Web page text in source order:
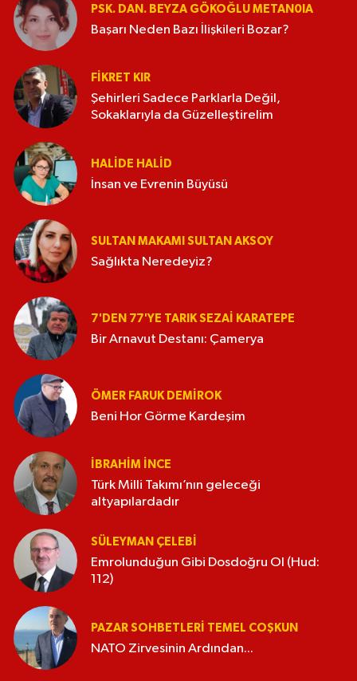
PSK. DAN. BEYZA GÖKOĞLU METAN0IA
Başarı Neden Bazı İlişkileri Bozar?
FIKRET KIR
Şehirleri Sadece Parklarla Değil,
Sokaklarıyla da Güzelleştirelim
HALIDE HALID
İnsan ve Evrenin Büyüsü
SULTAN MAKAMI SULTAN AKSOY
Sağlıkta Neredeyiz?
7'DEN 77'YE TARIK SEZAI KARATEPE
Bir Arnavut Destanı: Çamerya
ÖMER FARUK DEMIROK
Beni Hor Görme Kardeşim
İBRAHIM İNCE
Türk Milli Takımı’nın geleceği
altyapılardadır
SÜLEYMAN ÇELEBI
Emrolunduğun Gibi Dosdoğru Ol (Hud:
112)
PAZAR SOHBETLERI TEMEL COŞKUN
NATO Zirvesinin Ardından...